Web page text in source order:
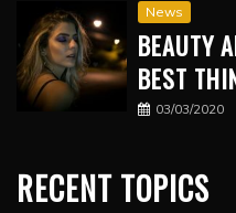
News
BEAUTY
BEST
03/03/2020
RECENT TOPICS